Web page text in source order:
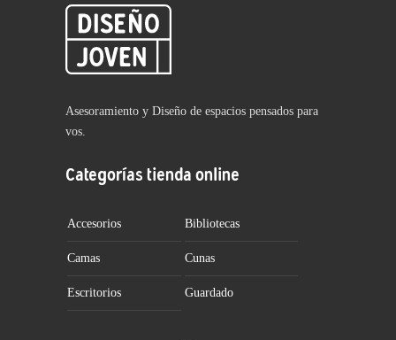
Asesoramiento y Diseño de espacios pensados para
vos.
Categorías tienda online
Accesorios Bibliotecas
Camas Cunas
Escritorios Guardado